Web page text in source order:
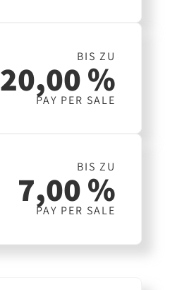
BIS ZU
20,00 %
PAY PER SALE
BIS ZU
7,00 %
PAY PER SALE